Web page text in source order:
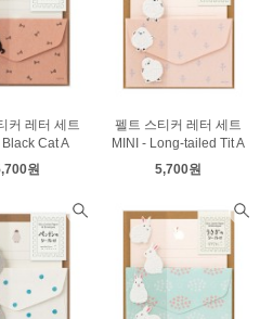
커 레터 세트
Black Cat A
원
펠트 스티커 레터 세트
MINI - Long-tailed Tit A
5,700원